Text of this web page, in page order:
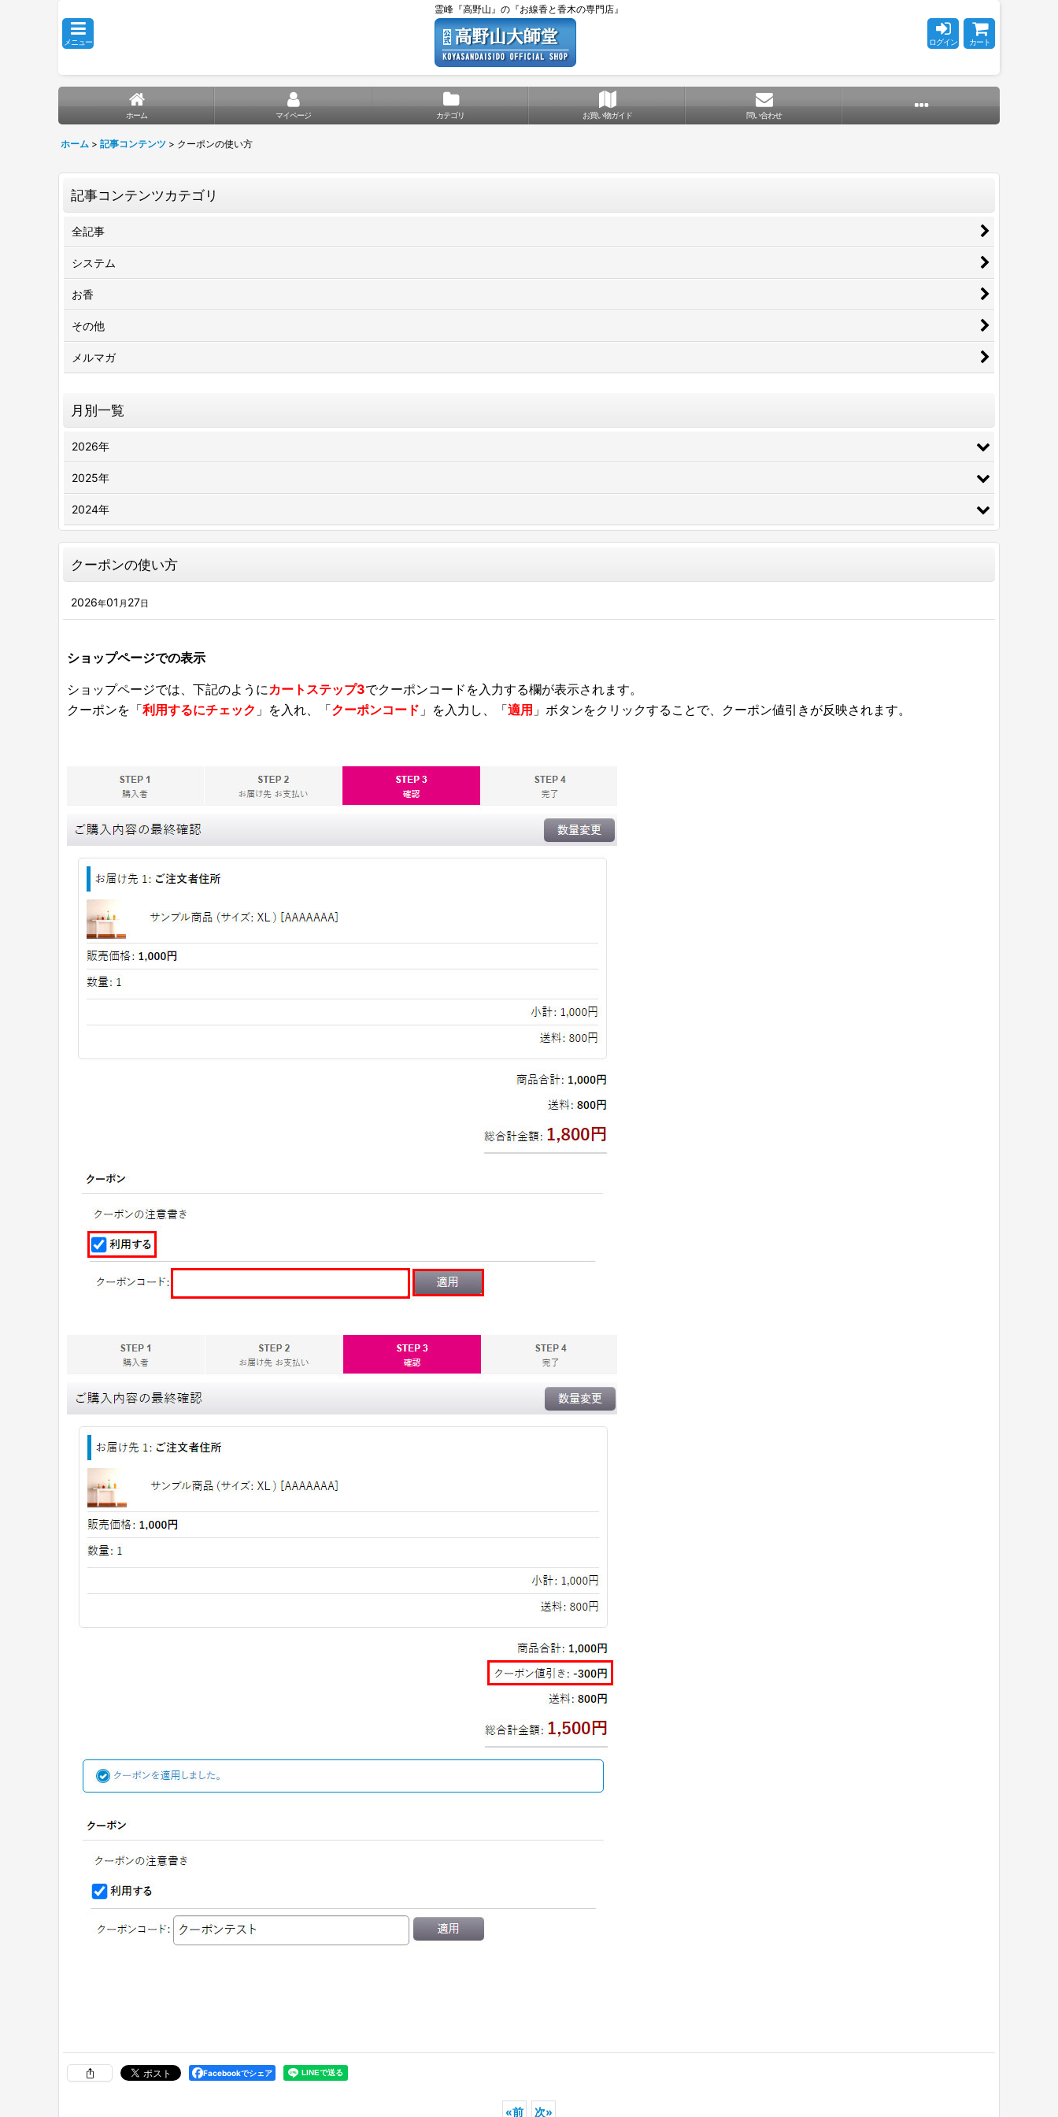
霊峰『高野山』の『お線香と香木の専門店』
メニュー ログイン カート
ホーム マイページ カテゴリ お買い物ガイド 問い合わせ
ホーム > 記事コンテンツ > クーポンの使い方
クーポンの使い方
2026年01 月 27日
ショップページでの表示
ショップページでは、下記のようにカートステップ3でクーポンコードを入力する欄が表示されます。
クーポンを「利用するにチェック 」を入れ、「クーポンコード 」を入力し、「適用 」ボタンをクリックすることで、クーポン値引きが反映されます。
Facebookでシェア
«前 次»
記事コンテンツカテゴリ
全記事
システム
お香
その他
メルマガ
月別一覧
2026年
2025年
2024年